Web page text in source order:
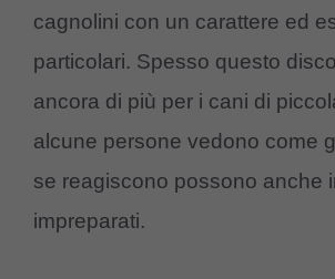
cagnolini con un carattere ed
particolari. Spesso questo
ancora di più per i cani di
alcune persone vedono come
se reagiscono possono anche
impreparati.